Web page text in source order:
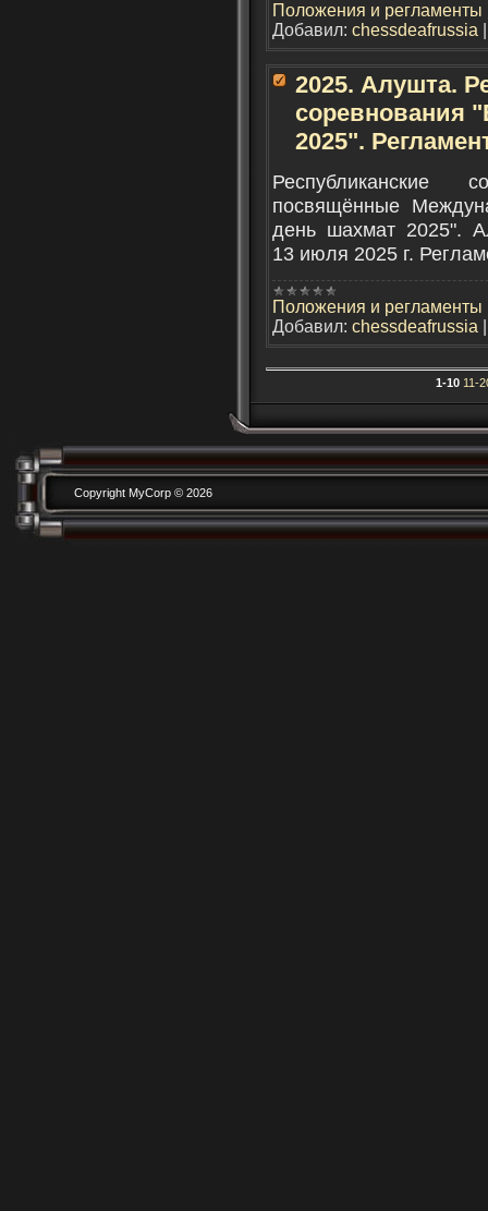
Положения и регламенты
Добавил: chessdeafrussia
2025. Алушта.
соревнования
2025".
Республиканские
посвящённые
день шахмат 2025".
13 июля 2025 г.
Положения и регламенты
Добавил: chessdeafrussia
1-10 11-
Copyright MyCorp © 2026